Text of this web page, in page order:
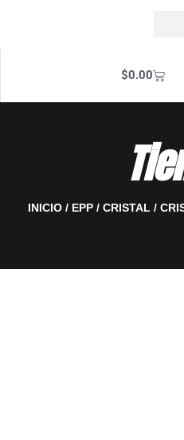
$0.00
INICIO / EPP / CRISTAL /